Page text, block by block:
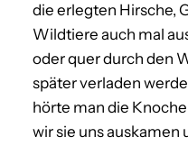
die erlegten Hirsche,
Wildtiere auch mal
oder quer durch den
später verladen
hörte man die
wir sie uns auskamen